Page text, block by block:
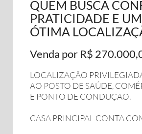
QUEM BUSCA
PRATICIDADE E
ÓTIMA
Venda por R$
LOCALIZAÇÃO
AO POSTO DE SAÚDE,
E PONTO DE CONDUÇÃO.
CASA PRINCIPAL CONTA